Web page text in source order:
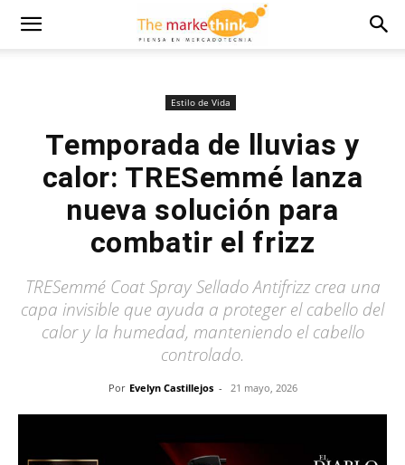
Estilo de Vida
Temporada de lluvias y
calor: TRESemmé lanza
nueva solución para
combatir el frizz
TRESemmé Coat Spray Sellado Antifrizz crea una
capa invisible que ayuda a proteger el cabello del
calor y la humedad, manteniendo el cabello
controlado.
Por Evelyn Castillejos - 21 mayo, 2026